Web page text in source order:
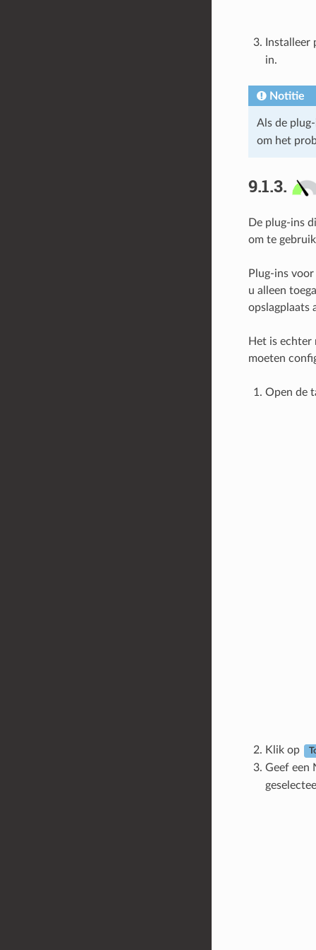
in.
Notitie
Als de
om het
9.1.3.
De plug-ins
om te
Plug-ins
u alleen
opslagplaats
Het is echter
moeten
Open de
Klik op
Geef een